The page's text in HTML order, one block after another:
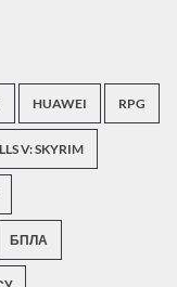
HUAWEI RPG
V: SKYRIM
БПЛА